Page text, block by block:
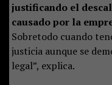
justificando el
causado por la
Sobretodo cuando
justicia aunque se
legal”, explica.